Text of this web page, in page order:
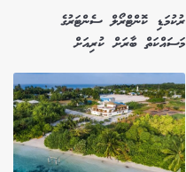
ރުކުމަޑި ކޮންޓްރޯލް ސެންޓަރުގެ
މަސައްކަތް ބާރަށް ކުރިއަށް